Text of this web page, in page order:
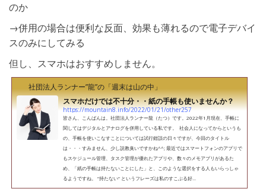
のか
→併用の場合は便利な反面、効果も薄れるので電子デバイ
スのみにしてみる
但し、スマホはおすすめしません。
社団法人ランナー”龍”の「週末は山の中」
スマホだけでは不十分・・紙の手帳も使いませんか？
https://mountain8.info/2022/01/21/other257
皆さん、こんばんは。社団法人ランナー龍（たつ）です。2022年1月現在、手帳に
関してはデジタルとアナログを併用している私です。 社会人になってからというも
の、手帳を使いこなすことについては試行錯誤の日々ですが、今回のタイトル
は・・・すみません、少し説教臭いですかね^^; 最近ではスマートフォンのアプリで
もスケジュール管理、タスク管理が優れたアプリや、数々のメモアプリがあるた
め、「紙の手帳は持たないことにした」と、このような選択をする人もいらっしゃ
るようですね。 ”持たない” というフレーズは私のすこぶる好...